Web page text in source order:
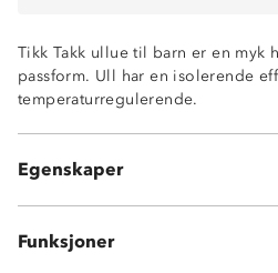
Tikk Takk ullue til barn er en myk
passform. Ull har en isolerende
temperaturregulerende.
Egenskaper
Temperaturregulerende
Funksjoner